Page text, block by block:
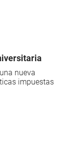
nueva
impuestas